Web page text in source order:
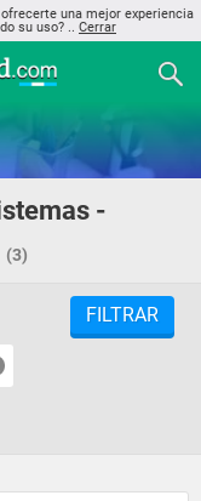
una mejor experiencia
su uso? .. Cerrar
-
(3)
FILTRAR